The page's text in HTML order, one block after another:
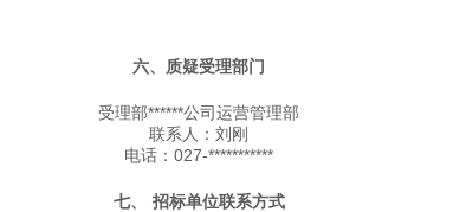
六、质疑受理部门
受理部******公司运营管理部
联系人：刘刚
电话：027-***********
七、 招标单位联系方式